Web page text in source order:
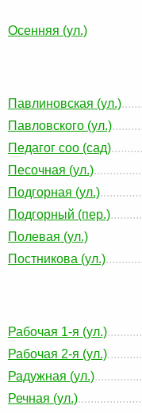
Осенняя (ул.)
Павлиновская (ул.)
Павловского (ул.)
Педагог соо (сад)
Песочная (ул.)
Подгорная (ул.)
Подгорный (пер.)
Полевая (ул.)
Постникова (ул.)
Рабочая 1-я (ул.)
Рабочая 2-я (ул.)
Радужная (ул.)
Речная (ул.)